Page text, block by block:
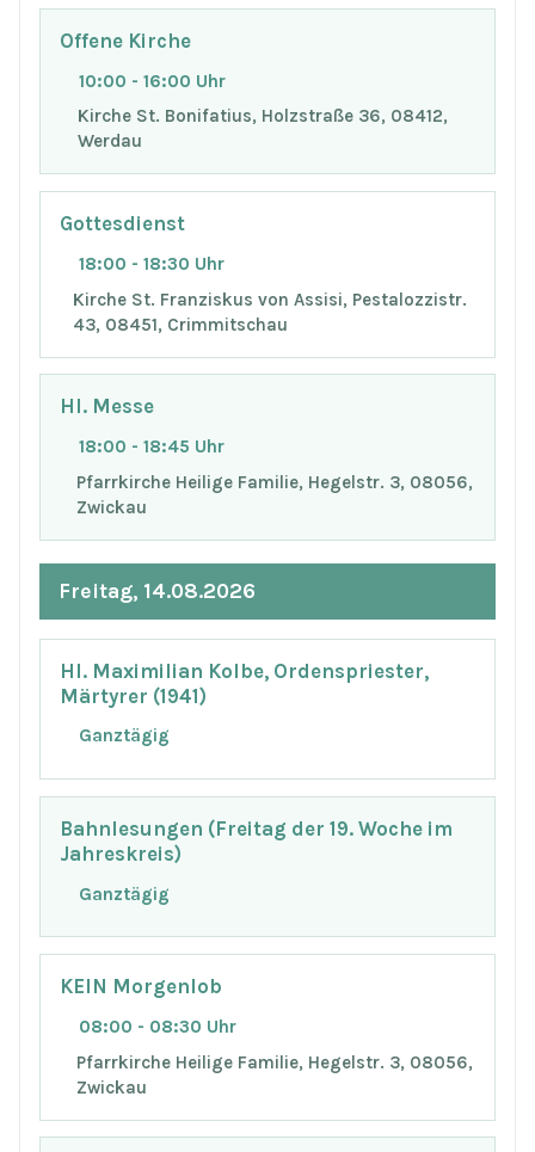
Offene Kirche
10:00 - 16:00 Uhr
Kirche St. Bonifatius, Holzstraße 36, 08412,
Werdau
Gottesdienst
18:00 - 18:30 Uhr
Kirche St. Franziskus von Assisi, Pestalozzistr.
43, 08451, Crimmitschau
Hl. Messe
18:00 - 18:45 Uhr
Pfarrkirche Heilige Familie, Hegelstr. 3, 08056,
Zwickau
Freitag, 14.08.2026
Hl. Maximilian Kolbe, Ordenspriester,
Märtyrer (1941)
Ganztägig
Bahnlesungen (Freitag der 19. Woche im
Jahreskreis)
Ganztägig
KEIN Morgenlob
08:00 - 08:30 Uhr
Pfarrkirche Heilige Familie, Hegelstr. 3, 08056,
Zwickau